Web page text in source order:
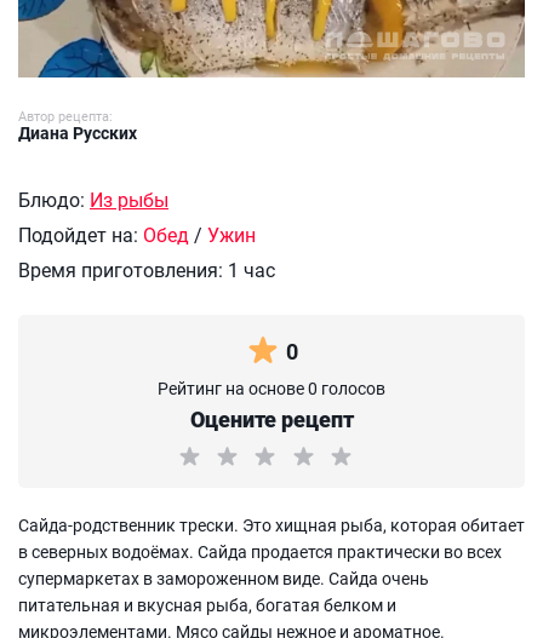
Автор рецепта:
Диана Русских
Блюдо: Из рыбы
Подойдет на: Обед / Ужин
Время приготовления: 1 час
0
Рейтинг на основе 0 голосов
Оцените рецепт
Сайда-родственник трески. Это хищная рыба, которая обитает
в северных водоёмах. Сайда продается практически во всех
супермаркетах в замороженном виде. Сайда очень
питательная и вкусная рыба, богатая белком и
микроэлементами. Мясо сайды нежное и ароматное.